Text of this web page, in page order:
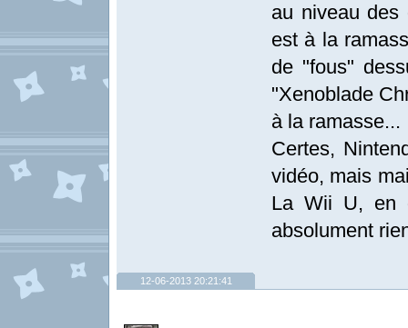
au niveau des
est à la
de "fous"
"Xenoblade
à la ramasse...
Certes,
vidéo, mais
La Wii U, en
absolument
12-06-2013 20:21:41